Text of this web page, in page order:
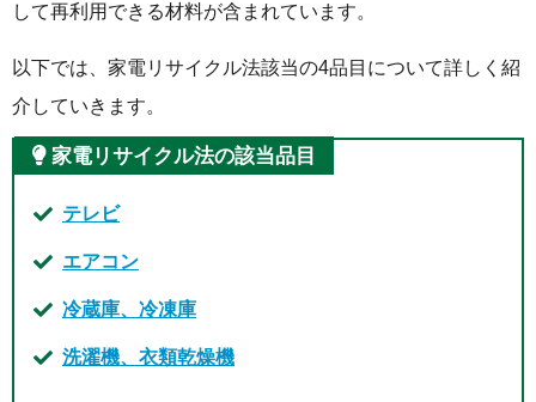
して再利用できる材料が含まれています。
以下では、家電リサイクル法該当の4品目について詳しく紹
介していきます。
家電リサイクル法の該当品目
テレビ
エアコン
冷蔵庫、冷凍庫
洗濯機、衣類乾燥機